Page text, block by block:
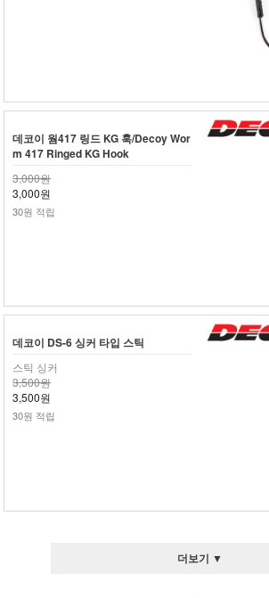
데코이 웜417 링드 KG 훅/Decoy Wor
m 417 Ringed KG Hook
3,000원
3,000원
30원 적립
데코이 DS-6 싱커 타입 스틱
스틱 싱커
3,500원
3,500원
30원 적립
더보기 ▼